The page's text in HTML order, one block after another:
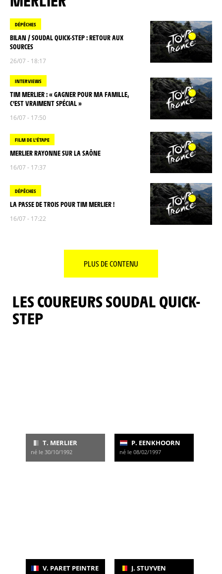
DÉPÊCHES
BILAN / SOUDAL QUICK-STEP : RETOUR AUX
SOURCES
26/07 - 18:17
INTERVIEWS
TIM MERLIER : « GAGNER POUR MA FAMILLE,
C’EST VRAIMENT SPÉCIAL »
16/07 - 17:50
FILM DE L'ÉTAPE
MERLIER RAYONNE SUR LA SAÔNE
16/07 - 17:37
DÉPÊCHES
LA PASSE DE TROIS POUR TIM MERLIER !
16/07 - 17:22
PLUS DE CONTENU
LES COUREURS SOUDAL QUICK-
STEP
T. MERLIER
né le 30/10/1992
P. EENKHOORN
né le 08/02/1997
V. PARET PEINTRE J. STUYVEN